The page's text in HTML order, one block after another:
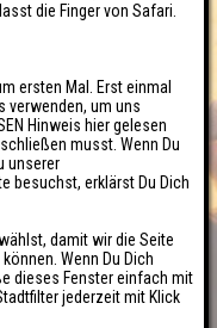
die Finger von Safari.
ersten Mal. Erst einmal
verwenden, um uns
Hinweis hier gelesen
musst. Wenn Du
unserer
besuchst, erklärst Du Dich
damit wir die Seite
Wenn Du Dich
dieses Fenster einfach mit
jederzeit mit Klick